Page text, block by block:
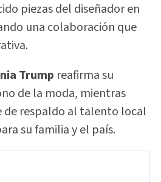
piezas del diseñador en
una colaboración que
Trump reafirma su
de la moda, mientras
de respaldo al talento local
su familia y el país.